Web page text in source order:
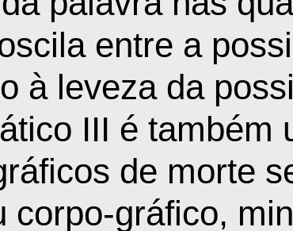
entre a
à leveza da
III é também
de morte
corpo-gráfico,